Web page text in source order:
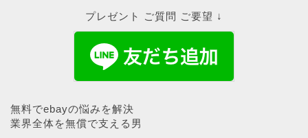
プレゼント ご質問 ご要望 ↓
無料でebayの悩みを解決
業界全体を無償で支える男